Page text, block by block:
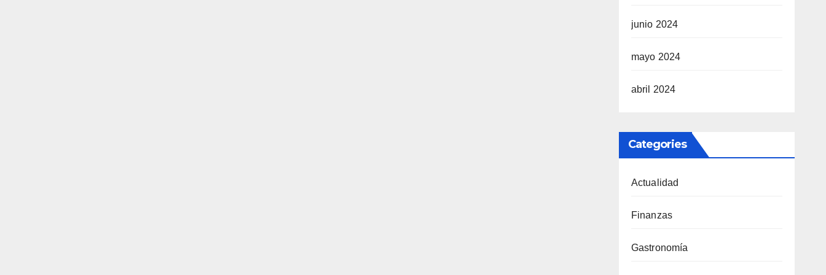
junio 2024
mayo 2024
abril 2024
Categories
Actualidad
Finanzas
Gastronomía